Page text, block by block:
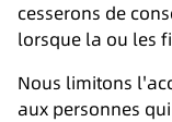
cesserons de
lorsque la ou les
Nous limitons
aux personnes